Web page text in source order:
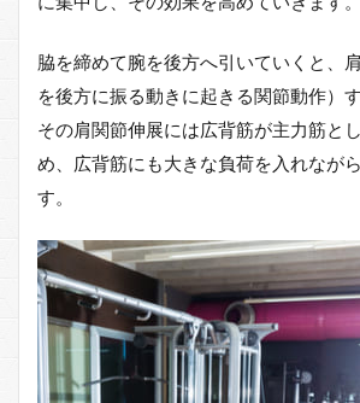
身
運
の
や
方
で
の
ま
と
脇を締めて腕を後方へ引いていくと、
を後方に振る動きに起きる関節動作）
その肩関節伸展には広背筋が主力筋と
め、広背筋にも大きな負荷を入れなが
す。